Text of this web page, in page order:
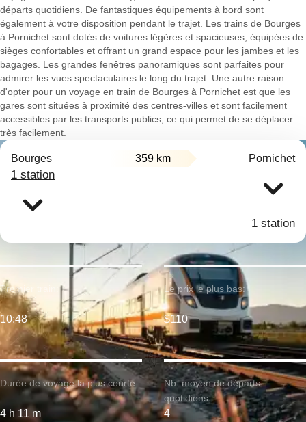
départs quotidiens. De fantastiques équipements à bord sont
également à votre disposition pendant le trajet. Les trains de Bourges
à Pornichet sont dotés de voitures légères et spacieuses, équipées de
sièges confortables et offrant un grand espace pour les jambes et les
bagages. Les grandes fenêtres panoramiques sont parfaites pour
admirer les vues spectaculaires le long du trajet. Une autre raison
d'opter pour un voyage en train de Bourges à Pornichet est que les
gares sont situées à proximité des centres-villes et sont facilement
accessibles par les transports publics, ce qui permet de se déplacer
très facilement.
Bourges 359 km Pornichet
1 station
1 station
Durée de voyage la plus courte:
4 h 11 m
Premier train:
10:48
Le prix le plus bas:
$110
Nb. moyen de départs
quotidiens:
4